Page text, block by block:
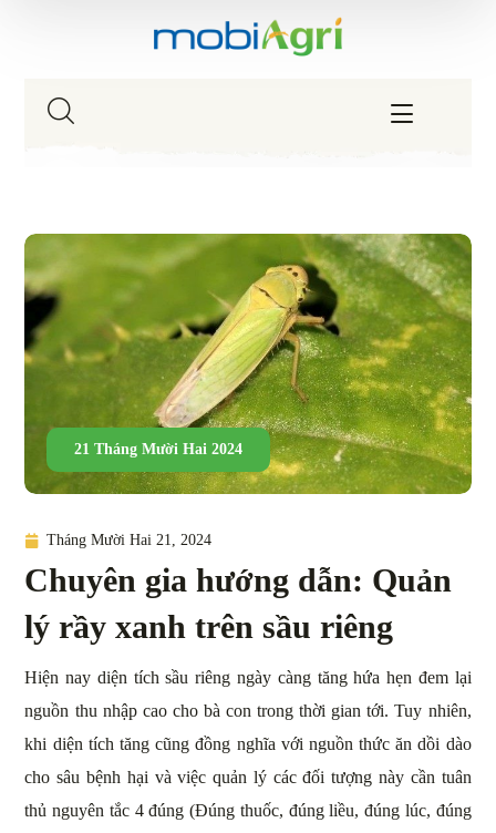
21 Tháng Mười Hai 2024
Tháng Mười Hai 21, 2024
Chuyên gia hướng dẫn: Quản
lý rầy xanh trên sầu riêng
Hiện nay diện tích sầu riêng ngày càng tăng hứa hẹn đem lại
nguồn thu nhập cao cho bà con trong thời gian tới. Tuy nhiên,
khi diện tích tăng cũng đồng nghĩa với nguồn thức ăn dồi dào
cho sâu bệnh hại và việc quản lý các đối tượng này cần tuân
thủ nguyên tắc 4 đúng (Đúng thuốc, đúng liều, đúng lúc, đúng